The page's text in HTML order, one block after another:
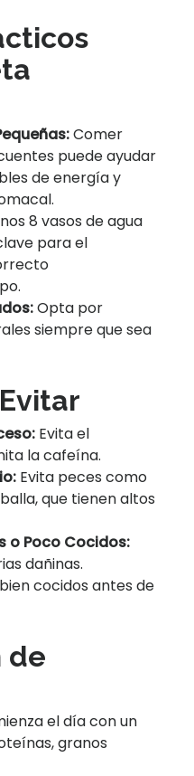
Comer
puede ayudar
de energía y
8 vasos de agua
para el
Opta por
siempre que sea
Evita el
la cafeína.
Evita peces como
que tienen altos
o Poco Cocidos:
dañinas.
cocidos antes de
de
el día con un
granos